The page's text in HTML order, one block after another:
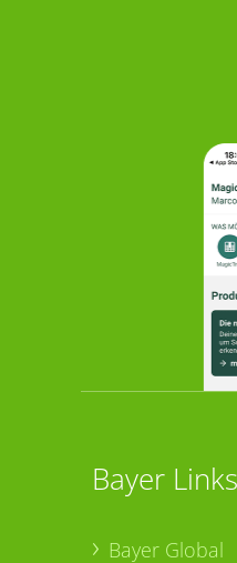
Bayer Links
Bayer Global